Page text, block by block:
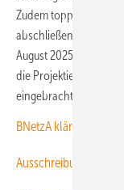
Zudem toppte die
abschließenden
August 2025 und vom
die Projektierer schon
eingebracht hatten.
BNetzA klärt
Ausschreibung Wind